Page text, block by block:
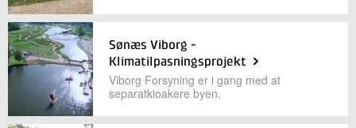
Sønæs Viborg -
Klimatilpasningsprojekt
Viborg Forsyning er i gang med at
separatkloakere byen.